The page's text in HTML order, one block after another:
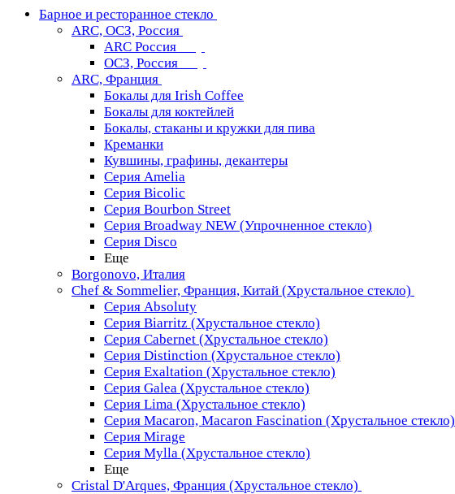
Барное и ресторанное стекло
ARC, ОСЗ, Россия
ARC Россия
ОСЗ, Россия
ARC, Франция
Бокалы для Irish Coffee
Бокалы для коктейлей
Бокалы, стаканы и кружки для пива
Креманки
Кувшины, графины, декантеры
Серия Amelia
Серия Bicolic
Серия Bourbon Street
Серия Broadway NEW (Упрочненное стекло)
Серия Disco
Еще
Borgonovo, Италия
Chef & Sommelier, Франция, Китай (Хрустальное стекло)
Серия Absoluty
Серия Biarritz (Хрустальное стекло)
Серия Cabernet (Хрустальное стекло)
Серия Distinction (Хрустальное стекло)
Серия Exaltation (Хрустальное стекло)
Серия Galea (Хрустальное стекло)
Серия Lima (Хрустальное стекло)
Серия Macaron, Macaron Fascination (Хрустальное стекло)
Серия Mirage
Серия Mylla (Хрустальное стекло)
Еще
Cristal D'Arques, Франция (Хрустальное стекло)